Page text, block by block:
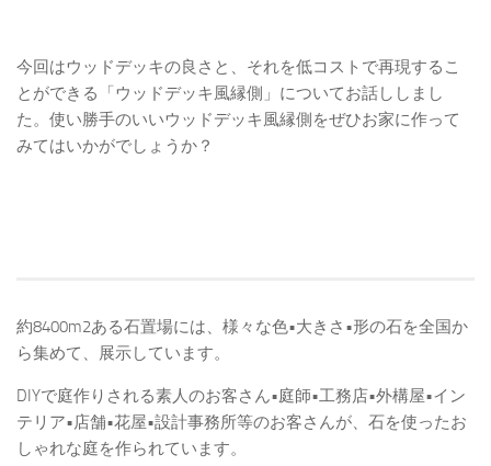
今回はウッドデッキの良さと、それを低コストで再現するこ
とができる「ウッドデッキ風縁側」についてお話ししまし
た。使い勝手のいいウッドデッキ風縁側をぜひお家に作って
みてはいかがでしょうか？
約8400m2ある石置場には、様々な色•大きさ•形の石を全国か
ら集めて、展示しています。
DIYで庭作りされる素人のお客さん•庭師•工務店•外構屋•イン
テリア•店舗•花屋•設計事務所等のお客さんが、石を使ったお
しゃれな庭を作られています。